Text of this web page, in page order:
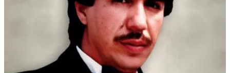
Maisons funéraires
Éternea